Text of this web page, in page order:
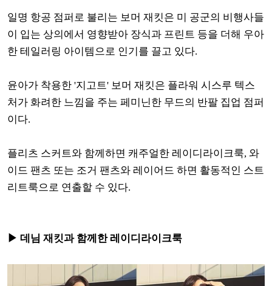
일명 항공 점퍼로 불리는 보머 재킷은 미 공군의 비행사들
이 입는 상의에서 영향받아 장식과 프린트 등을 더해 우아
한 테일러링 아이템으로 인기를 끌고 있다.
윤아가 착용한 '지고트' 보머 재킷은 플라워 시스루 텍스
처가 화려한 느낌을 주는 페미닌한 무드의 반팔 집업 점퍼
이다.
플리츠 스커트와 함께하면 캐주얼한 레이디라이크룩, 와
이드 팬츠 또는 조거 팬츠와 레이어드 하면 활동적인 스트
리트룩으로 연출할 수 있다.
▶ 데님 재킷과 함께한 레이디라이크룩